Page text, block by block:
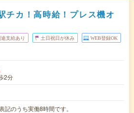
チカ！高時給！プレス機オ
支給あり 土日祝日が休み WEB登録OK
2分
記のうち実働8時間です。